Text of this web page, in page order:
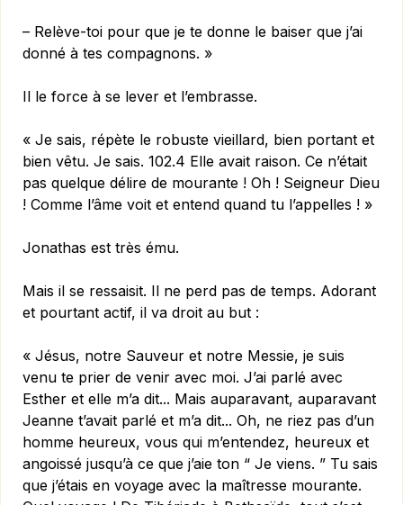
– Relève-toi pour que je te donne le baiser que j’ai
donné à tes compagnons. »
Il le force à se lever et l’embrasse.
« Je sais, répète le robuste vieillard, bien portant et
bien vêtu. Je sais. 102.4 Elle avait raison. Ce n’était
pas quelque délire de mourante ! Oh ! Seigneur Dieu
! Comme l’âme voit et entend quand tu l’appelles ! »
Jonathas est très ému.
Mais il se ressaisit. Il ne perd pas de temps. Adorant
et pourtant actif, il va droit au but :
« Jésus, notre Sauveur et notre Messie, je suis
venu te prier de venir avec moi. J’ai parlé avec
Esther et elle m’a dit... Mais auparavant, auparavant
Jeanne t’avait parlé et m’a dit... Oh, ne riez pas d’un
homme heureux, vous qui m’entendez, heureux et
angoissé jusqu’à ce que j’aie ton “ Je viens. ” Tu sais
que j’étais en voyage avec la maîtresse mourante.